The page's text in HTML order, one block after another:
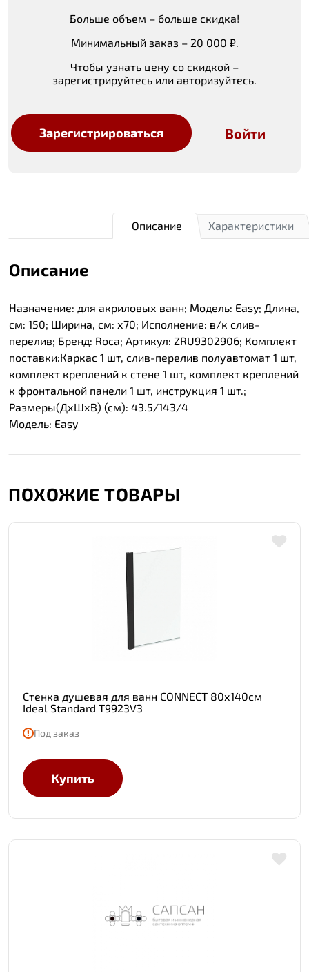
Больше объем – больше скидка!
Минимальный заказ – 20 000 ₽.
Чтобы узнать цену со скидкой –
зарегистрируйтесь или авторизуйтесь.
Зарегистрироваться Войти
Характеристики
Описание
Описание
Назначение: для акриловых ванн; Модель: Easy; Длина,
см: 150; Ширина, см: х70; Исполнение: в/к слив-
перелив; Бренд: Roca; Артикул: ZRU9302906; Комплект
поставки:Каркас 1 шт, слив-перелив полуавтомат 1 шт,
комплект креплений к стене 1 шт, комплект креплений
к фронтальной панели 1 шт, инструкция 1 шт.;
Размеры(ДхШхВ) (см): 43.5/143/4
Модель: Easy
ПОХОЖИЕ ТОВАРЫ
Стенка душевая для ванн CONNECT 80х140см
Ideal Standard T9923V3
Под заказ
Купить